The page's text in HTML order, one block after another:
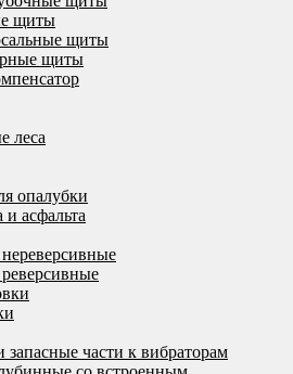
щиты
щиты
щиты
леса
опалубки
асфальта
запасные части к вибраторам